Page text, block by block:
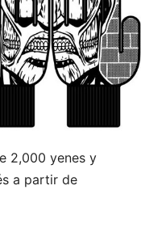
2,000 yenes y
a partir de